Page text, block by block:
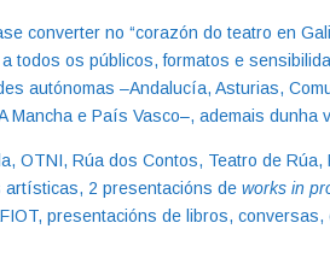
converter no “corazón do teatro en
todos os públicos, formatos e
autónomas –Andalucía, Asturias,
Mancha e País Vasco–, ademais dunha
OTNI, Rúa dos Contos, Teatro de
artísticas, 2 presentacións deworks in
presentacións de libros, conversas,